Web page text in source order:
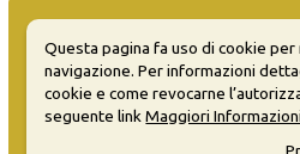
MATERA WELCOME EVENTS
Questa pagina fa uso di cookie
navigazione. Per informazioni
cookie e come revocarne
seguente linkMaggiori Informazioni